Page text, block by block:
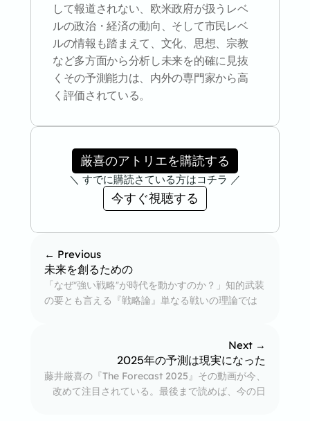
して報道されない、欧米政府が扱うレベ
ルの政治・経済の動向、そして市民レベ
ルの情報も踏まえて、文化、思想、宗教
など多方面から分析し未来を的確に見抜
くその予測能力は、内外の専門家から高
く評価されている。
厳喜のアトリエを購読する
＼ すでに購読さている方はコチラ ／
今すぐ視聴する
← Previous
未来を創るための
「なぜ“強い戦略”が時代を動かすのか？」知的武装
の要とも言える『戦略論』単なる戦いの理論では
Next →
2025年の予測は現実になった
藤井厳喜の『The Forecast 2025』その動画が今、
改めて注目されている。最後まで読めば、今の日